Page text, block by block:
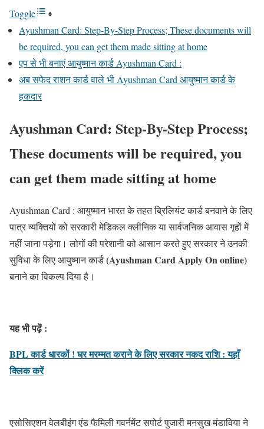
Toggle
Ayushman Card: Step-By-Step Process; These documents will
be required, you can get them made sitting at home
एप से भी बनाएं आयुष्मान कार्ड Ayushman Card :
अब सफेद राशन कार्ड वाले भी Ayushman Card आयुष्मान कार्ड के
हकदार
Ayushman Card: Step-By-Step Process;
These documents will be required, you
can get them made sitting at home
Ayushman Card : आयुष्मान भारत के तहत ब्रिलियंट कार्ड बनवाने के लिए
पात्र व्यक्तियों को सरकारी मेडिकल क्लीनिक या सार्वजनिक आवास गृहों में
नहीं जाना पड़ेगा। लोगों की परेशानी को आसान करते हुए सरकार ने उनकी
सुविधा के लिए आयुष्मान कार्ड(Ayushman Card Apply On online)
बनाने का विकल्प दिया है।
यह भी पढ़ें :
BPL कार्ड धारकों ! घर मरम्मत कराने के लिए सरकार नकद राशि : यहाँ
क्लिक करें
एसोसिएशन वेलबीइंग एंड फैमिली गवर्नमेंट सपोर्ट पुजारी मनसुख मंडाविया ने